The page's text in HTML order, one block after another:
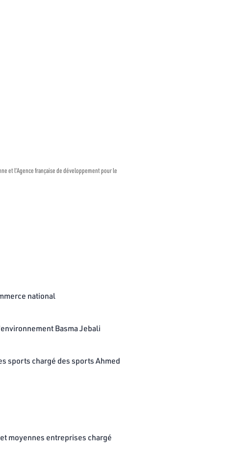
et l’Agence française de développement pour le
national
Basma Jebali
sports chargé des sports Ahmed
moyennes entreprises chargé